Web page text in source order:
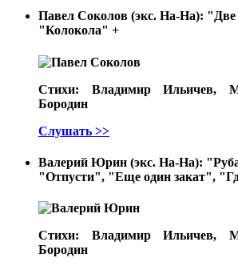
Павел Соколов (экс. На-На): "Две
"Колокола" +
Стихи: Владимир Ильичев,
Бородин
Слушать >>
Валерий Юрин (экс. На-На):
"Отпусти", "Еще один закат",
Стихи: Владимир Ильичев,
Бородин